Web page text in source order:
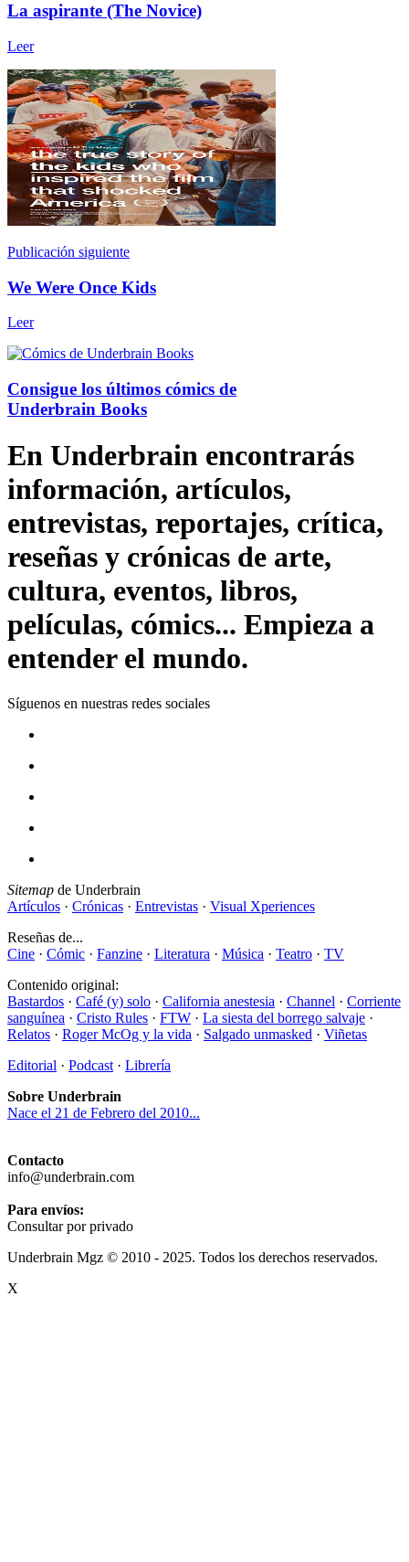
La aspirante (The Novice)
Leer
Publicación siguiente
We Were Once Kids
Leer
Consigue los últimos cómics de
Underbrain Books
En Underbrain encontrarás
información, artículos,
entrevistas, reportajes, crítica,
reseñas y crónicas de arte,
cultura, eventos, libros,
películas, cómics... Empieza a
entender el mundo.
Síguenos en nuestras redes sociales
Sitemap de Underbrain
Artículos · Crónicas · Entrevistas · Visual Xperiences
Reseñas de...
Cine · Cómic · Fanzine · Literatura · Música · Teatro · TV
Contenido original:
Bastardos · Café (y) solo · California anestesia · Channel · Corriente
sanguínea · Cristo Rules · FTW · La siesta del borrego salvaje ·
Relatos · Roger McOg y la vida · Salgado unmasked · Viñetas
Editorial · Podcast · Librería
Sobre Underbrain
Nace el 21 de Febrero del 2010...
Contacto
info@underbrain.com
Para envíos:
Consultar por privado
Underbrain Mgz © 2010 - 2025. Todos los derechos reservados.
X